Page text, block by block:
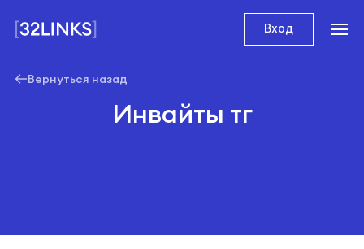
Вход
Вернуться назад
Инвайты тг